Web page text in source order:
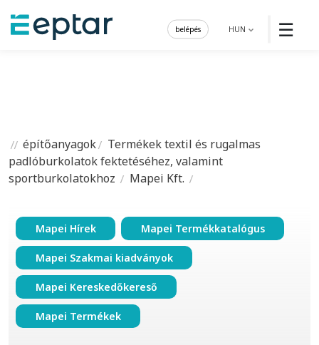
☰
HUN
belépés
építőanyagok
Termékek textil és rugalmas
padlóburkolatok fektetéséhez, valamint
sportburkolatokhoz
Mapei Kft.
Mapei Hírek Mapei Termékkatalógus
Mapei Szakmai kiadványok
Mapei Kereskedőkereső
Mapei Termékek